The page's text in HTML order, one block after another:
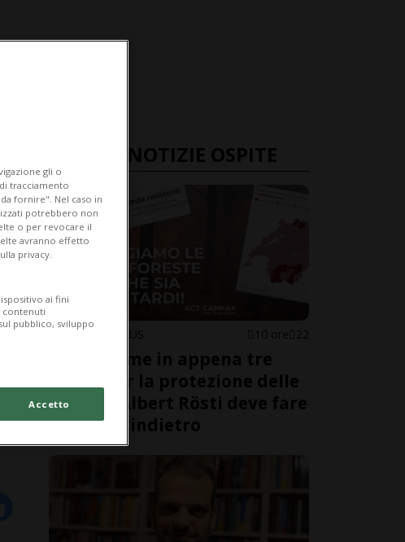
ULTIME NOTIZIE OSPITE
KARINA NIKLAUS 10 ore 22
50’000 firme in appena tre
giorni per la protezione delle
foreste. Albert Rösti deve fare
un passo indietro
gli o
tracciamento
fornire". Nel caso in
potrebbero non
o per revocare il
avranno effetto
privacy.
ai fini
contenuti
pubblico, sviluppo
Accetto